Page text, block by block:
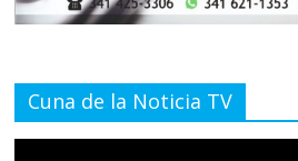
Cuna de la Noticia TV